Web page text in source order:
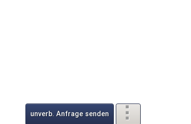
unverb. Anfrage senden